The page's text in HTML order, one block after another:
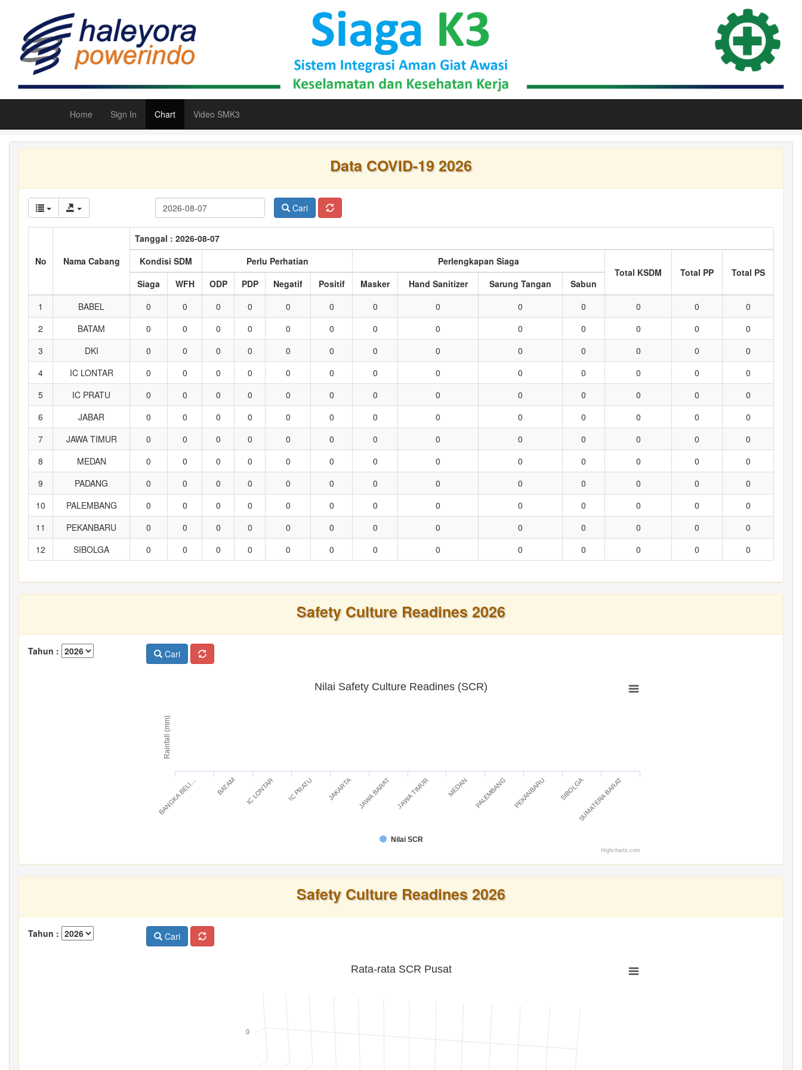
Home Sign In Chart Video SMK3
Data COVID-19 2026
Cari
No Nama Cabang
Tanggal : 2026-08-07
Kondisi SDM
Perlu Perhatian
Perlengkapan Siaga
Total KSDM
Total PP
Total PS
Siaga
WFH ODP PDP Negatif Positif Masker Hand Sanitizer Sarung Tangan
Sabun
1
BABEL 0 0 0 0 0 0 0 0 0 0 0 0
0
2
BATAM 0 0 0 0 0 0 0 0 0 0 0 0
0
3
DKI 0 0 0 0 0 0 0 0 0 0 0 0
0
4
IC LONTAR 0 0 0 0 0 0 0 0 0 0 0 0
0
5
IC PRATU 0 0 0 0 0 0 0 0 0 0 0 0
0
6
JABAR 0 0 0 0 0 0 0 0 0 0 0 0
0
7
JAWA TIMUR 0 0 0 0 0 0 0 0 0 0 0 0
0
8
MEDAN 0 0 0 0 0 0 0 0 0 0 0 0
0
9
PADANG 0 0 0 0 0 0 0 0 0 0 0 0
0
10
PALEMBANG 0 0 0 0 0 0 0 0 0 0 0 0
0
11
PEKANBARU 0 0 0 0 0 0 0 0 0 0 0 0
0
12
SIBOLGA 0 0 0 0 0 0 0 0 0 0 0 0 0
Safety Culture Readines 2026
Tahun : Cari
Rainfall (mm)
Nilai Safety Culture Readines (SCR)
Nilai SCR
BANGKA BELI… BATAM IC LONTAR IC PRATU JAKARTA JAWA BARAT JAWA TIMUR MEDAN PALEMBANG PEKANBARU SIBOLGASUMATERA BARAT
Highcharts.com
Safety Culture Readines 2026
Tahun : Cari
Rata-rata SCR Pusat
0